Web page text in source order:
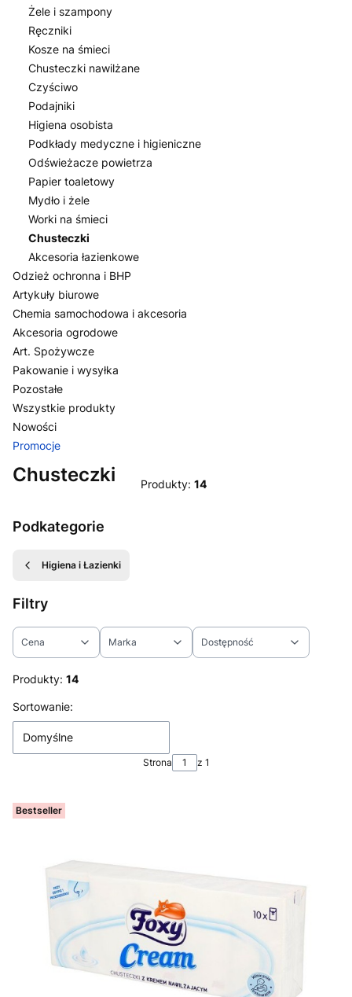
Żele i szampony
Ręczniki
Kosze na śmieci
Chusteczki nawilżane
Czyściwo
Podajniki
Higiena osobista
Podkłady medyczne i higieniczne
Odświeżacze powietrza
Papier toaletowy
Mydło i żele
Worki na śmieci
Chusteczki
Akcesoria łazienkowe
Odzież ochronna i BHP
Artykuły biurowe
Chemia samochodowa i akcesoria
Akcesoria ogrodowe
Art. Spożywcze
Pakowanie i wysyłka
Pozostałe
Wszystkie produkty
Nowości
Promocje
Koniec menu
Chusteczki Produkty: 14
Podkategorie
Higiena i Łazienki
Filtry
Cena Marka Dostępność
Koniec filtrów
Produkty: 14
Lista produktów
Sortowanie:
Domyślne
Strona z 1
Bestseller